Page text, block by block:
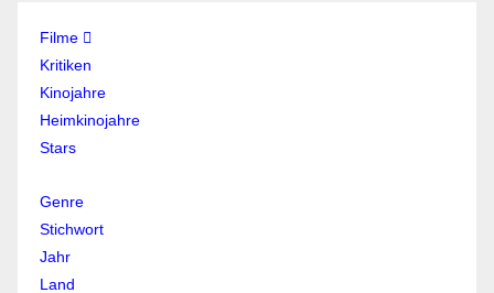
Filme
Kritiken
Kinojahre
Heimkinojahre
Stars
Genre
Stichwort
Jahr
Land